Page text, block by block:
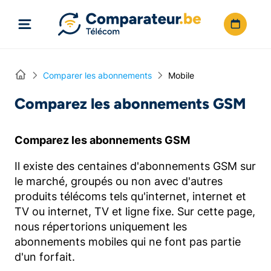
Home Comparer les abonnements Mobile
Comparez les abonnements GSM
Comparez les abonnements GSM
Il existe des centaines d'abonnements GSM sur
le marché, groupés ou non avec d'autres
produits télécoms tels qu'internet, internet et
TV ou internet, TV et ligne fixe. Sur cette page,
nous répertorions uniquement les
abonnements mobiles qui ne font pas partie
d'un forfait.